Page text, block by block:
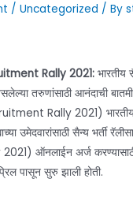
/Uncategorized / By
Rally 2021:
तरुणांसाठी आनंदाची
Rally 2021)
उमेदवारांसाठी सैन्य भर्ती
ऑनलाईन अर्ज करण्यासाठी
पासून सुरु झाली होती.